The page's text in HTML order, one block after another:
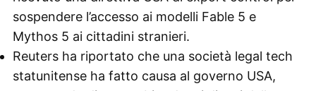
sospendere l’accesso ai modelli Fable 5 e
Mythos 5 ai cittadini stranieri.
Reuters ha riportato che una società legal tech
statunitense ha fatto causa al governo USA,